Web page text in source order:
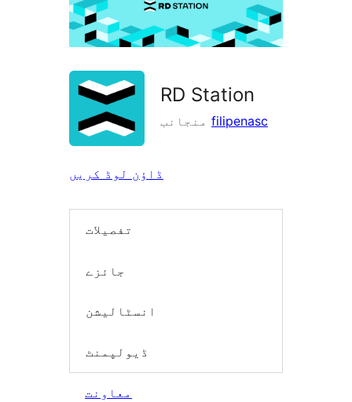
کریں
RD Station
filipenasc
ڈاؤن لوڈ کریں
تفصیلات
جائزے
انسٹالیشن
ڈیولپمنٹ
معاونت